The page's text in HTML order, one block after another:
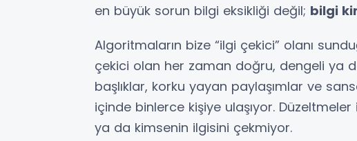
en büyük sorun bilgi eksikliği değil; bilgi
Algoritmaların bize “ilgi çekici” olanı
çekici olan her zaman doğru, dengeli ya
başlıklar, korku yayan paylaşımlar ve
içinde binlerce kişiye ulaşıyor.
ya da kimsenin ilgisini çekmiyor.